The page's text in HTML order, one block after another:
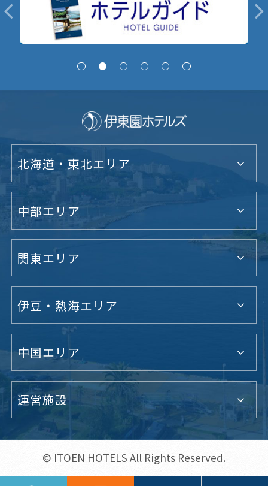
北海道・東北エリア
中部エリア
関東エリア
伊豆・熱海エリア
中国エリア
運営施設
© ITOEN HOTELS All Rights Reserved.